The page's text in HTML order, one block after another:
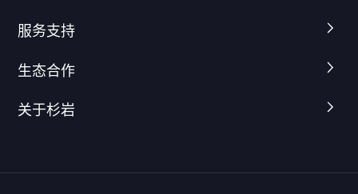
服务支持
生态合作
关于杉岩